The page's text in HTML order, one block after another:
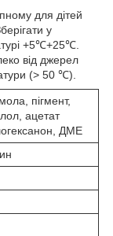
для дітей
у
+5℃+25℃.
від джерел
(> 50 ℃).
пігмент,
ацетат
ДМЕ